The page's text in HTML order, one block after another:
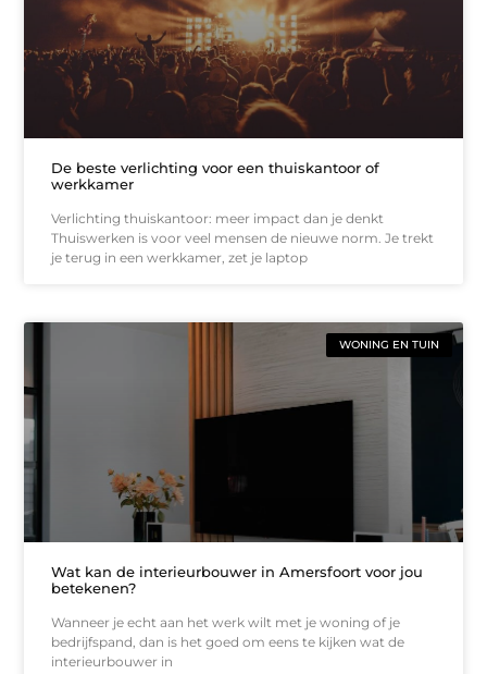
De beste verlichting voor een thuiskantoor of
werkkamer
Verlichting thuiskantoor: meer impact dan je denkt
Thuiswerken is voor veel mensen de nieuwe norm. Je trekt
je terug in een werkkamer, zet je laptop
WONING EN TUIN
Wat kan de interieurbouwer in Amersfoort voor jou
betekenen?
Wanneer je echt aan het werk wilt met je woning of je
bedrijfspand, dan is het goed om eens te kijken wat de
interieurbouwer in